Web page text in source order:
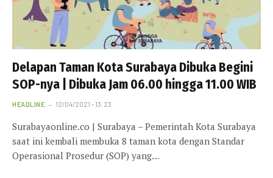
Delapan Taman Kota Surabaya Dibuka Begini
SOP-nya | Dibuka Jam 06.00 hingga 11.00 WIB
HEADLINE 12/04/2021 - 13:23
Surabayaonline.co | Surabaya – Pemerintah Kota Surabaya
saat ini kembali membuka 8 taman kota dengan Standar
Operasional Prosedur (SOP) yang…